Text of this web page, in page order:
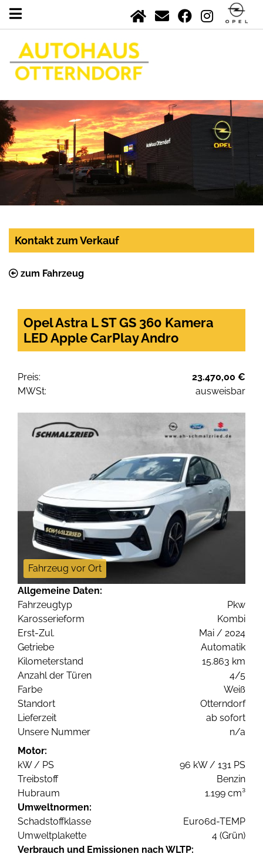
Kontakt zum Verkauf
zum Fahrzeug
Opel Astra L ST GS 360 Kamera
LED Apple CarPlay Andro
Preis:
23.470,00 €
MWSt:
ausweisbar
Fahrzeug vor Ort
Allgemeine Daten:
Fahrzeugtyp
Pkw
Karosserieform
Kombi
Erst-Zul.
Mai / 2024
Getriebe
Automatik
Kilometerstand
15.863 km
Anzahl der Türen
4/5
Farbe
Weiß
Standort
Otterndorf
Lieferzeit
ab sofort
Unsere Nummer
n/a
Motor:
kW / PS
96 kW / 131 PS
Treibstoff
Benzin
Hubraum
1.199 cm³
Umweltnormen:
Schadstoffklasse
Euro6d-TEMP
Umweltplakette
4 (Grün)
Verbrauch und Emissionen nach WLTP: